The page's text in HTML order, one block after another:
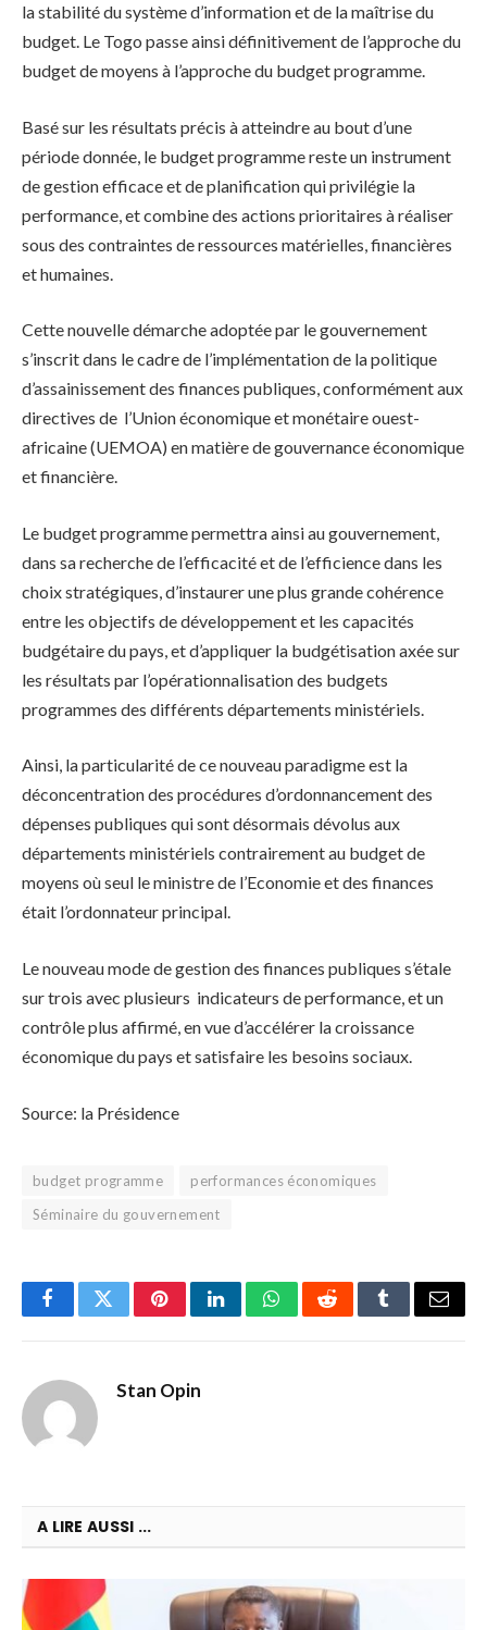
la stabilité du système d’information et de la maîtrise du
budget. Le Togo passe ainsi définitivement de l’approche du
budget de moyens à l’approche du budget programme.
Basé sur les résultats précis à atteindre au bout d’une
période donnée, le budget programme reste un instrument
de gestion efficace et de planification qui privilégie la
performance, et combine des actions prioritaires à réaliser
sous des contraintes de ressources matérielles, financières
et humaines.
Cette nouvelle démarche adoptée par le gouvernement
s’inscrit dans le cadre de l’implémentation de la politique
d’assainissement des finances publiques, conformément aux
directives de l’Union économique et monétaire ouest-
africaine (UEMOA) en matière de gouvernance économique
et financière.
Le budget programme permettra ainsi au gouvernement,
dans sa recherche de l’efficacité et de l’efficience dans les
choix stratégiques, d’instaurer une plus grande cohérence
entre les objectifs de développement et les capacités
budgétaire du pays, et d’appliquer la budgétisation axée sur
les résultats par l’opérationnalisation des budgets
programmes des différents départements ministériels.
Ainsi, la particularité de ce nouveau paradigme est la
déconcentration des procédures d’ordonnancement des
dépenses publiques qui sont désormais dévolus aux
départements ministériels contrairement au budget de
moyens où seul le ministre de l’Economie et des finances
était l’ordonnateur principal.
Le nouveau mode de gestion des finances publiques s’étale
sur trois avec plusieurs indicateurs de performance, et un
contrôle plus affirmé, en vue d’accélérer la croissance
économique du pays et satisfaire les besoins sociaux.
Source: la Présidence
budget programme
performances économiques
Séminaire du gouvernement
FacebookTwitterPinterestLinkedInWhatsAppRedditTumblrEmail
Stan Opin
A LIRE AUSSI ...